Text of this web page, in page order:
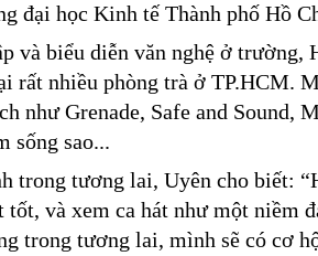
đại học Kinh tế Thành phố Hồ
và biểu diễn văn nghệ ở trường,
rất nhiều phòng trà ở TP.HCM.
như Grenade, Safe and Sound,
sống sao...
trong tương lai, Uyên cho biết:
tốt, và xem ca hát như một niềm
trong tương lai, mình sẽ có cơ